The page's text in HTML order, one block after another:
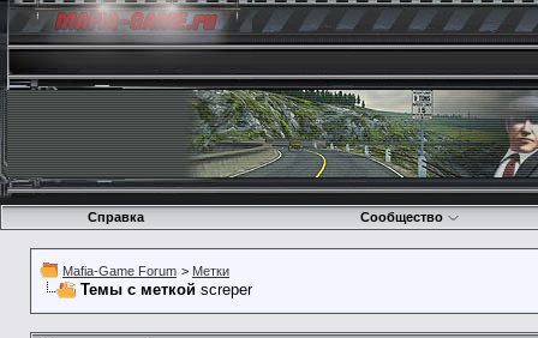
Справка Сообщество
Mafia-Game Forum > Метки
Темы с меткой screper